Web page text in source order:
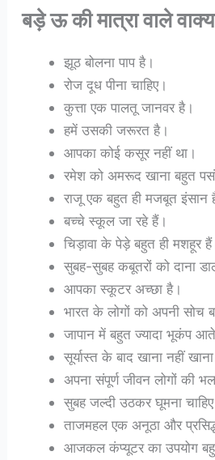
बड़े ऊ की मात्रा वाले
झूठ बोलना पाप है।
रोज दूध पीना चाहिए।
कुत्ता एक पालतू जानवर है।
हमें उसकी जरूरत है।
आपका कोई कसूर नहीं था।
रमेश को अमरूद खाना बहुत
राजू एक बहुत ही मजबूत इंसान
बच्चे स्कूल जा रहे हैं।
चिड़ावा के पेड़े बहुत ही मशहूर
सुबह-सुबह कबूतरों को दाना
आपका स्कूटर अच्छा है।
भारत के लोगों को अपनी
जापान में बहुत ज्यादा भूकंप
सूर्यास्त के बाद खाना नहीं खाना
अपना संपूर्ण जीवन लोगों की
सुबह जल्दी उठकर घूमना
ताजमहल एक अनूठा और
आजकल कंप्यूटर का उपयोग